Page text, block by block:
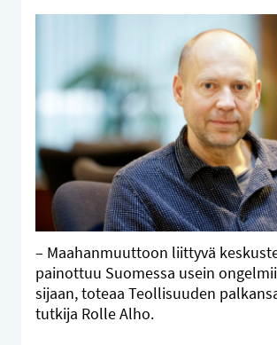
– Maahanmuuttoon liittyvä
painottuu Suomessa usein
sijaan, toteaa Teollisuuden
tutkija Rolle Alho.